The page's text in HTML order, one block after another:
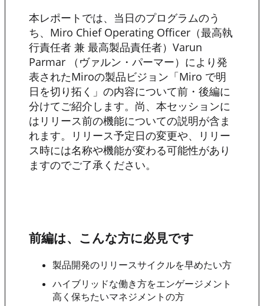
本レポートでは、当日のプログラムのう
ち、Miro Chief Operating Officer（最高執
行責任者 兼 最高製品責任者）Varun
Parmar （ヴァルン・パーマー）により発
表されたMiroの製品ビジョン「Miro で明
日を切り拓く」の内容について前・後編に
分けてご紹介します。尚、本セッションに
はリリース前の機能についての説明が含ま
れます。リリース予定日の変更や、リリー
ス時には名称や機能が変わる可能性があり
ますのでご了承ください。
前編は、こんな方に必見です
製品開発のリリースサイクルを早めたい方
ハイブリッドな働き方をエンゲージメント
高く保ちたいマネジメントの方